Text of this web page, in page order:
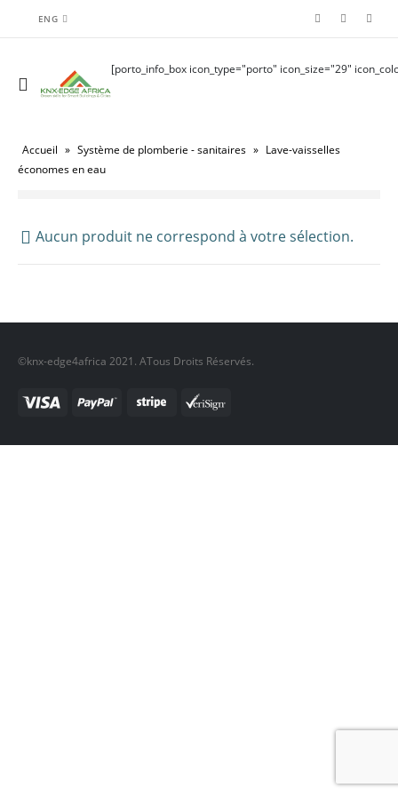
ENG
[porto_info_box icon_type="porto" icon_size="29"
Accueil » Système de plomberie - sanitaires » Lave-vaisselles
économes en eau
Aucun produit ne correspond à votre sélection.
©knx-edge4africa 2021. ATous Droits Réservés.